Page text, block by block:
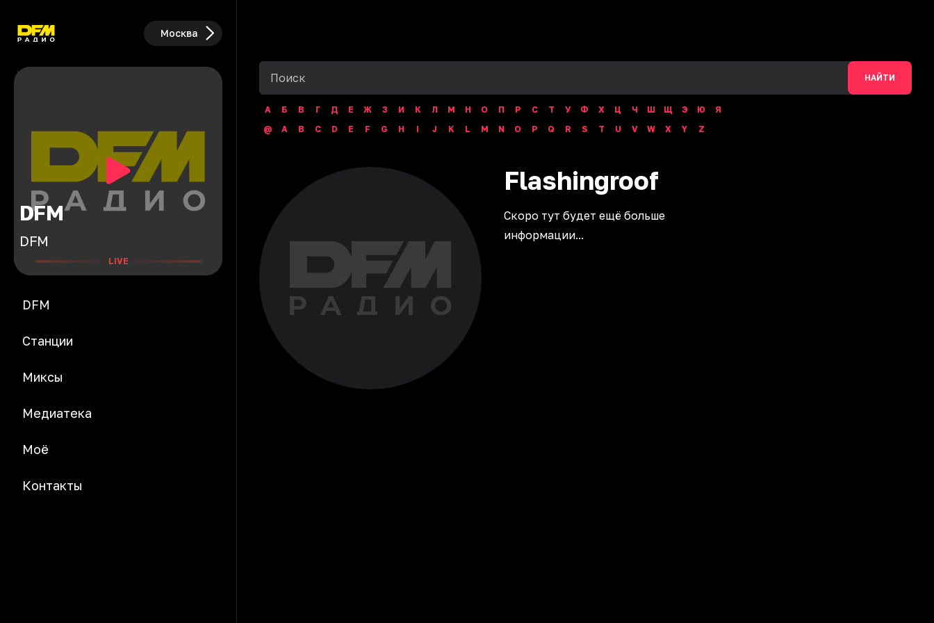
Москва
DFM
DFM
LIVE
DFM
Станции
Миксы
Медиатека
Моё
Контакты
НАЙТИ
А Б В Г Д Е Ж З И К Л М Н О П Р С Т У Ф Х Ц Ч Ш Щ Э Ю
Я
@
A B C D E F G H I J K L M N O P Q R S T U V W X Y Z
Flashingroof
Скоро тут будет ещё больше
информации...